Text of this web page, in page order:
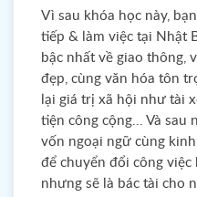
Vì sau khóa học này,
tiếp & làm việc tại Nhật
bậc nhất về giao thông,
đẹp, cùng văn hóa tôn
lại giá trị xã hội như tài
tiện công cộng... Và sau
vốn ngoại ngữ cùng
để chuyển đổi công việc
nhưng sẽ là bác tài cho